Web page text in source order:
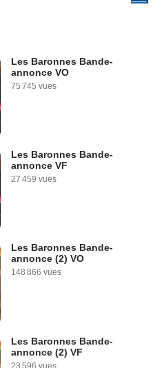
Les Baronnes Bande-
annonce VO
75 745 vues
Les Baronnes Bande-
annonce VF
27 459 vues
Les Baronnes Bande-
annonce (2) VO
148 866 vues
Les Baronnes Bande-
annonce (2) VF
23 596 vues